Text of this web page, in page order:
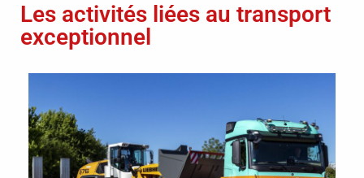
Les activités liées au transport
exceptionnel